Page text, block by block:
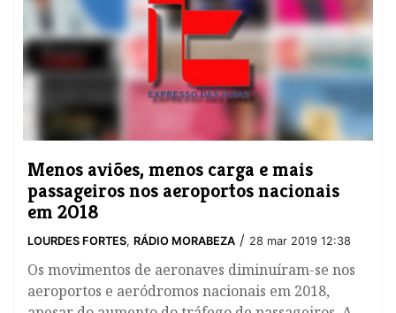
Menos aviões, menos carga e mais
passageiros nos aeroportos nacionais
em 2018
LOURDES FORTES, RÁDIO MORABEZA / 28 mar 2019 12:38
Os movimentos de aeronaves diminuíram-se nos
aeroportos e aeródromos nacionais em 2018,